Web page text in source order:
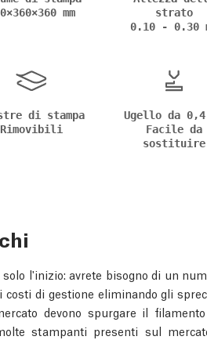
mm
strato
0.10 - 0.30
di stampa
Rimovibili
Ugello da 0,4
Facile da
sostituire
l'inizio: avrete bisogno di un
di gestione eliminando gli
devono spurgare il
stampanti presenti sul